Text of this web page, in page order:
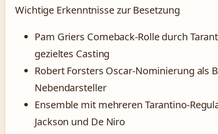
Wichtige Erkenntnisse zur Besetzung
Pam Griers Comeback-Rolle durch
gezieltes Casting
Robert Forsters Oscar-Nominierung als
Nebendarsteller
Ensemble mit mehreren Tarantino-
Jackson und De Niro